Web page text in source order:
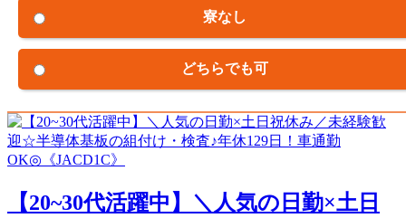
寮なし
どちらでも可
【20~30代活躍中】＼人気の日勤×土日